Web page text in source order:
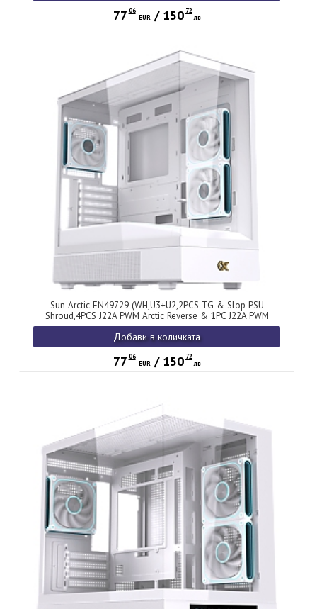
77 06
EUR/ 150 72
лв
Sun Arctic EN49729 (WH,U3+U2,2PCS TG & Slop PSU
Shroud,4PCS J22A PWM Arctic Reverse & 1PC J22A PWM
Arctic,ARGB PCB)
Добави в количката
77 06
EUR/ 150 72
лв